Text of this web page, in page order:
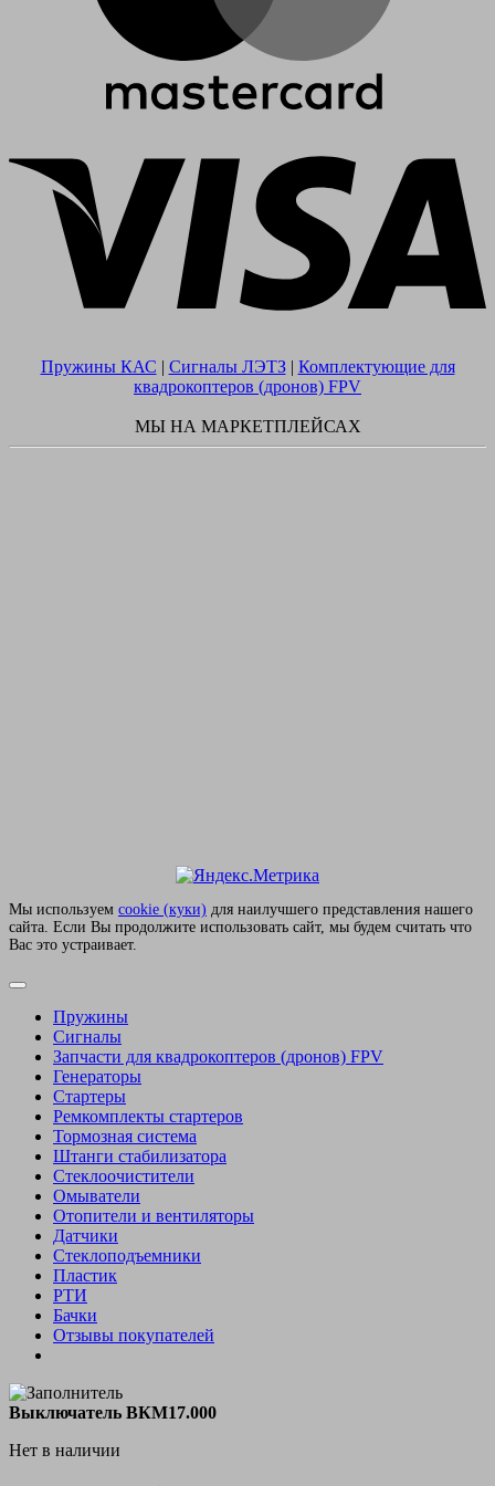
Пружины КАС | Сигналы ЛЭТЗ| Комплектующие для
квадрокоптеров (дронов) FPV
МЫ НА МАРКЕТПЛЕЙСАХ
Мы используем сookie (куки) для наилучшего представления нашего
сайта. Если Вы продолжите использовать сайт, мы будем считать что
Вас это устраивает.
Пружины
Сигналы
Запчасти для квадрокоптеров (дронов) FPV
Генераторы
Стартеры
Ремкомплекты стартеров
Тормозная система
Штанги стабилизатора
Стеклоочистители
Омыватели
Отопители и вентиляторы
Датчики
Стеклоподъемники
Пластик
РТИ
Бачки
Отзывы покупателей
Выключатель ВКМ17.000
Нет в наличии